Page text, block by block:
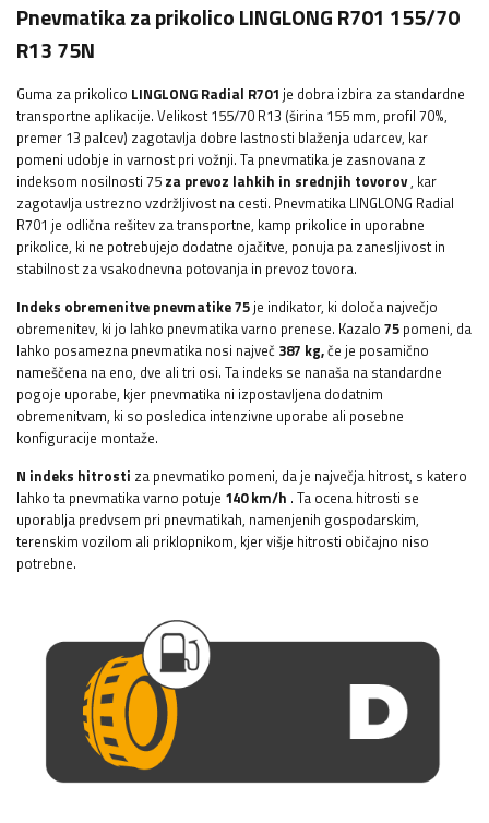
Pnevmatika za prikolico LINGLONG R701 155/70
R13 75N
Guma za prikolico LINGLONG Radial R701 je dobra izbira za standardne
transportne aplikacije. Velikost 155/70 R13 (širina 155 mm, profil 70%,
premer 13 palcev) zagotavlja dobre lastnosti blaženja udarcev, kar
pomeni udobje in varnost pri vožnji. Ta pnevmatika je zasnovana z
indeksom nosilnosti 75 za prevoz lahkih in srednjih tovorov, kar
zagotavlja ustrezno vzdržljivost na cesti. Pnevmatika LINGLONG Radial
R701 je odlična rešitev za transportne, kamp prikolice in uporabne
prikolice, ki ne potrebujejo dodatne ojačitve, ponuja pa zanesljivost in
stabilnost za vsakodnevna potovanja in prevoz tovora.
Indeks obremenitve pnevmatike 75je indikator, ki določa največjo
obremenitev, ki jo lahko pnevmatika varno prenese. Kazalo 75 pomeni, da
lahko posamezna pnevmatika nosi največ 387 kg,če je posamično
nameščena na eno, dve ali tri osi. Ta indeks se nanaša na standardne
pogoje uporabe, kjer pnevmatika ni izpostavljena dodatnim
obremenitvam, ki so posledica intenzivne uporabe ali posebne
konfiguracije montaže.
N indeks hitrosti za pnevmatiko pomeni, da je največja hitrost, s katero
lahko ta pnevmatika varno potuje 140 km/h . Ta ocena hitrosti se
uporablja predvsem pri pnevmatikah, namenjenih gospodarskim,
terenskim vozilom ali priklopnikom, kjer višje hitrosti običajno niso
potrebne.